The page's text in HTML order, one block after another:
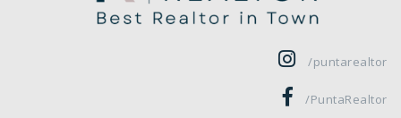
/puntarealtor
/PuntaRealtor